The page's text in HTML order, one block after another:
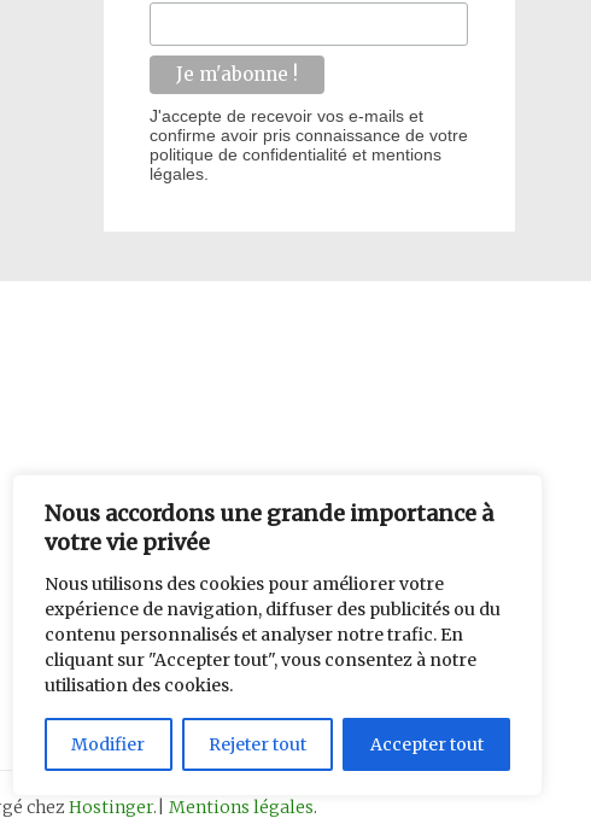
Nous accordons une grande importance à
votre vie privée
Nous utilisons des cookies pour améliorer votre
expérience de navigation, diffuser des publicités ou du
contenu personnalisés et analyser notre trafic. En
cliquant sur "Accepter tout", vous consentez à notre
utilisation des cookies.
Modifier Rejeter tout Accepter tout
J'accepte de recevoir vos e-mails et
confirme avoir pris connaissance de votre
politique de confidentialité et mentions
légales.
chez Hostinger.| Mentions légales.